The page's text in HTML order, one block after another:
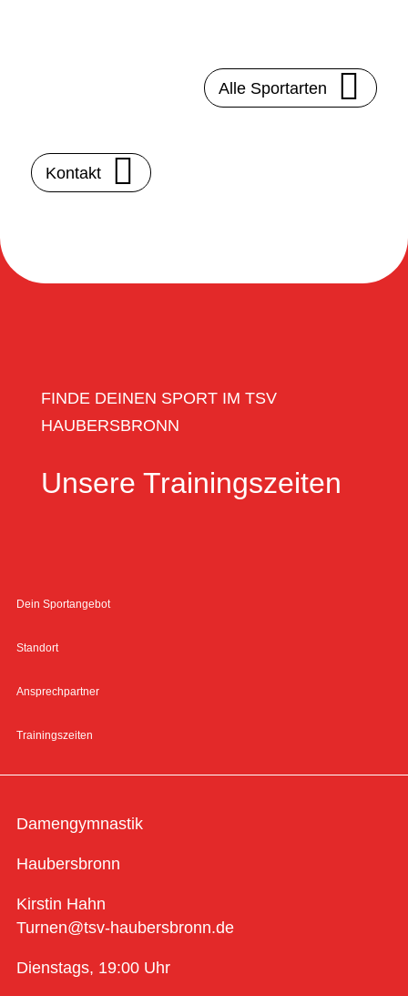
Alle Sportarten
Kontakt
FINDE DEINEN SPORT IM TSV
HAUBERSBRONN
Unsere Trainingszeiten
Dein Sportangebot
Standort
Ansprechpartner
Trainingszeiten
Damengymnastik
Haubersbronn
Kirstin Hahn
Turnen@tsv-haubersbronn.de
Dienstags, 19:00 Uhr